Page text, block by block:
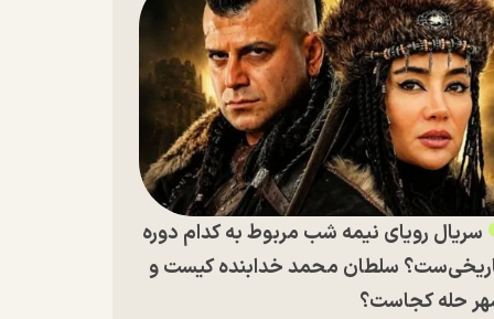
سریال رویای نیمه شب مربوط به کدام دوره
سلطان محمد خدابنده کیست و
حله کجاست؟